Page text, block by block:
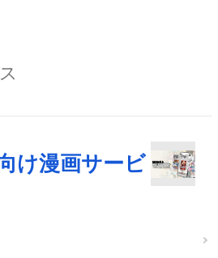
け漫画サービ